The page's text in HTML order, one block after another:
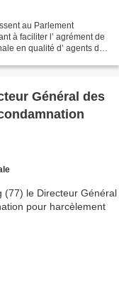
au Parlement
à faciliter l’ agrément de
en qualité d’ agents de
Général des